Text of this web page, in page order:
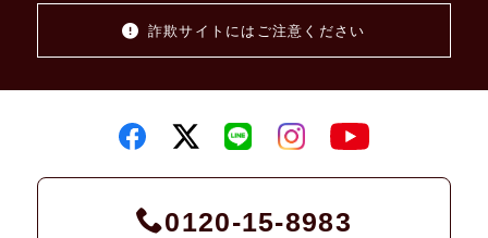
詐欺サイトにはご注意ください
0120-15-8983